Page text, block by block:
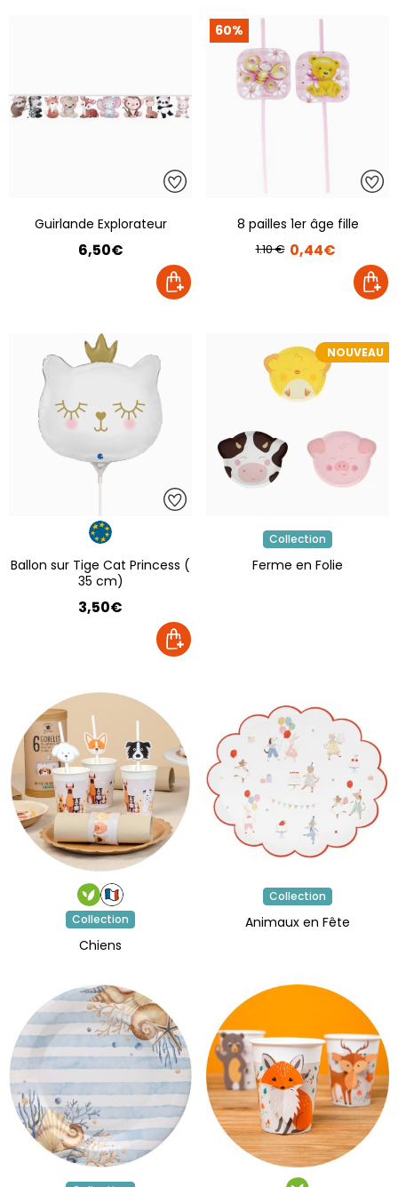
Guirlande Explorateur
6,50€
60%
8 pailles 1er âge fille
1.10 € 0,44€
Ballon sur Tige Cat Princess (
35 cm)
3,50€
NOUVEAU
Collection
Ferme en Folie
Collection
Chiens
Collection
Animaux en Fête